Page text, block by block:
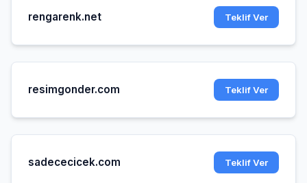
rengarenk.net Teklif Ver
resimgonder.com Teklif Ver
sadececicek.com Teklif Ver